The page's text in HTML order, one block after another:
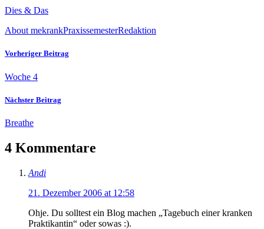
Dies & Das
About mekrankPraxissemesterRedaktion
Vorheriger Beitrag
Woche 4
Nächster Beitrag
Breathe
4 Kommentare
Andi
21. Dezember 2006 at 12:58
Ohje. Du solltest ein Blog machen „Tagebuch einer kranken
Praktikantin“ oder sowas :).